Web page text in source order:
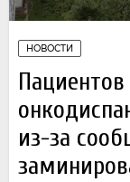
НОВОСТИ
из-за